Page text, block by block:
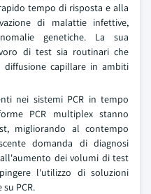
tempo di risposta e alla
di malattie infettive,
genetiche. La sua
di test sia routinari che
capillare in ambiti
nei sistemi PCR in tempo
PCR multiplex stanno
migliorando al contempo
domanda di diagnosi
dei volumi di test
l'utilizzo di soluzioni
PCR.